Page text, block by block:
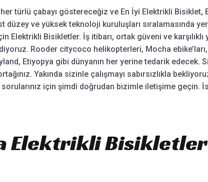
türlü çabayı göstereceğiz ve En İyi Elektrikli Bisiklet,
ve yüksek teknoloji kuruluşları sıralamasında
Elektrikli Bisikletler. İş itibarı, ortak güveni ve
Rooder citycoco helikopterleri, Mocha
Etiyopya gibi dünyanın her yerine tedarik edecek.
Yakında sizinle çalışmayı sabırsızlıkla
için şimdi doğrudan bizimle iletişime geçin.
Elektrikli Bisikletler